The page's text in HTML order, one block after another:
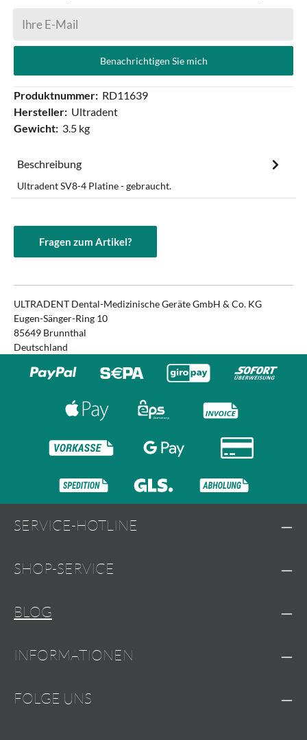
Benachrichtigen Sie mich
Produktnummer: RD11639
Hersteller: Ultradent
Gewicht: 3.5 kg
Beschreibung
Ultradent SV8-4 Platine - gebraucht.
Fragen zum Artikel?
ULTRADENT Dental-Medizinische Geräte GmbH & Co. KG
Eugen-Sänger-Ring 10
85649 Brunnthal
Deutschland
SERVICE-HOTLINE
SHOP-SERVICE
BLOG
INFORMATIONEN
FOLGE UNS